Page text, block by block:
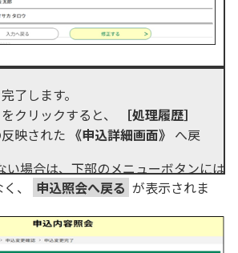
了します。
をクリックすると、
［処理履歴］
映された 《申込詳細画面》 へ戻
場合は、下部のメニューボタンには
、 申込照会へ戻る が表示されま